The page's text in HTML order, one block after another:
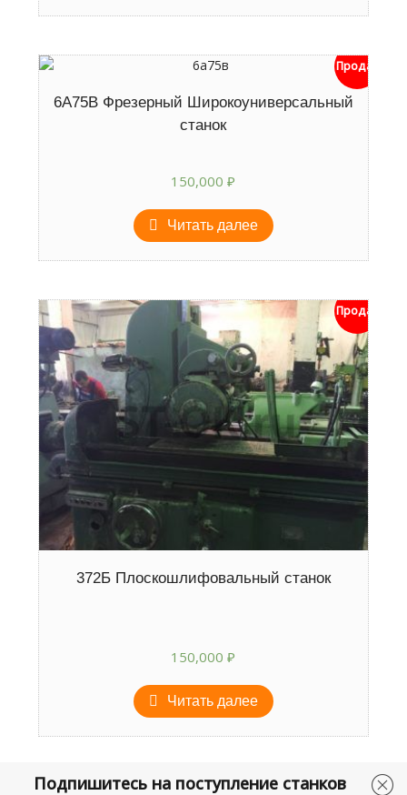
Подпишитесь на поступление станков
Продан
6А75В Фрезерный Широкоуниверсальный
станок
150,000₽
Читать далее
Продан
372Б Плоскошлифовальный станок
150,000₽
Читать далее